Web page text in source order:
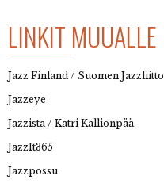
LINKIT MUUALLE
Jazz Finland / Suomen Jazzliitto
Jazzeye
Jazzista / Katri Kallionpää
JazzIt365
Jazzpossu